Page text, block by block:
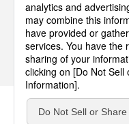
お問い合わせ サイトマ